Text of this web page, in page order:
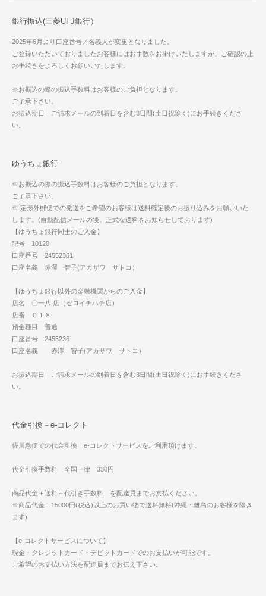
銀行振込(三菱UFJ銀行）
2025年6月より口座番号／名義人が変更となりました。
ご登録いただいておりましたお客様にはお手数をお掛けいたしますが、ご確認の上
お手続きをよろしくお願いいたします。
※お振込の際の振込手数料はお客様のご負担となります。
ご了承下さい。
お振込期日 ご請求メールの到着日を含む3日間(土日祝除く)にお手続きくださ
い。
ゆうちょ銀行
※お振込の際の振込手数料はお客様のご負担となります。
ご了承下さい。
※ 定形外郵便での発送をご希望のお客様は送料確定後のお振り込みをお願いいた
します。(自動配信メールの後、正式な送料をお知らせしております)
【ゆうちょ銀行同士のご入金】
記号 10120
口座番号 24552361
口座名義 赤澤 智子(アカザワ サトコ）
【ゆうちょ銀行以外の金融機関からのご入金】
店名 〇一八 店（ゼロイチハチ店）
店番 ０１８
預金種目 普通
口座番号 2455236
口座名義 赤澤 智子(アカザワ サトコ）
お振込期日 ご請求メールの到着日を含む3日間(土日祝除く)にお手続きくださ
い。
代金引換－e-コレクト
佐川急便での代金引換 e-コレクトサービスをご利用頂けます。
代金引換手数料 全国一律 330円
商品代金＋送料＋代引き手数料 を配達員までお支払ください。
※商品代金 15000円(税込)以上のお買い物で送料無料(沖縄・離島のお客様を除き
ます)
【e-コレクトサービスについて】
現金・クレジットカード・デビットカードでのお支払いが可能です。
ご希望のお支払い方法を配達員までお伝え下さい。